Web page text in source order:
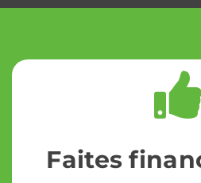
Faites